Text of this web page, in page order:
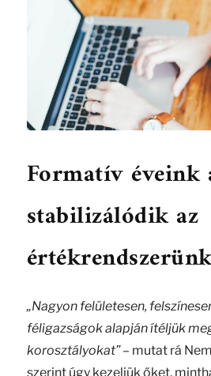
Formatív éveink
stabilizálódik az
„Nagyon felületesen,
féligazságok alapján ítéljük
korosztályokat”– mutat rá
szerint úgy kezeljük őket,